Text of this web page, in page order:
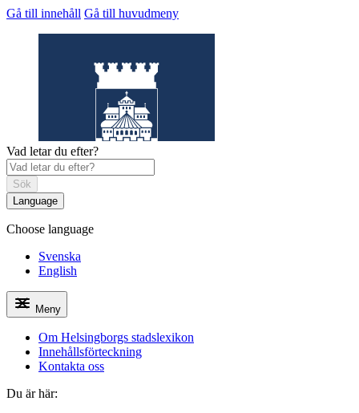
Gå till innehåll Gå till huvudmeny
Helsingborgs stadslexikon
Vad letar du efter?
Sök
Language
Choose language
Svenska
English
Meny
Om Helsingborgs stadslexikon
Innehållsförteckning
Kontakta oss
Du är här: